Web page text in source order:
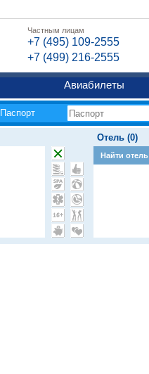
Частным лицам
+7 (495) 109-2555
+7 (499) 216-2555
Авиабилеты
Паспорт
Отель (0)
Найти отель